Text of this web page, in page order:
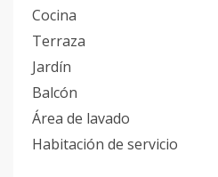
Cocina
Terraza
Jardín
Balcón
Área de lavado
Habitación de servicio